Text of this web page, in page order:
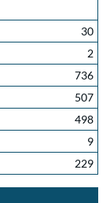
30
2
736
507
498
9
229